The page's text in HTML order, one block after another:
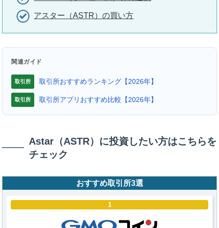
アスター（ASTR）の買い方
関連ガイド
取引所 取引所おすすめランキング【2026年】
取引所 取引所アプリおすすめ比較【2026年】
Astar（ASTR）に投資したい方はこちらを
チェック
おすすめ取引所3選
1